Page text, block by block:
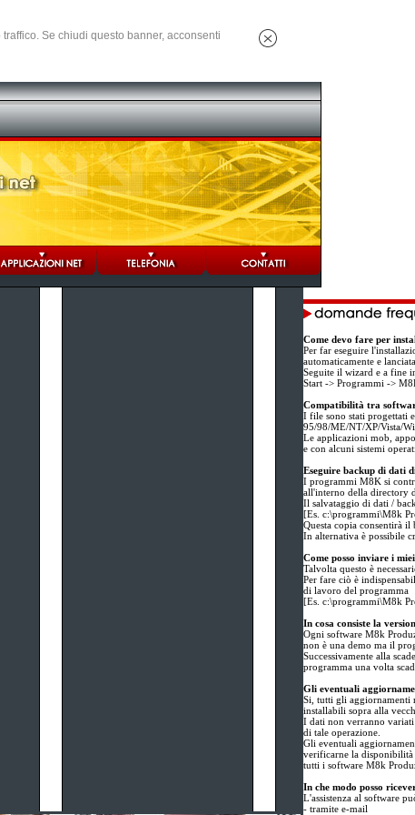
Se chiudi questo banner, acconsenti
Come devo fare per
Per far eseguire
automaticamente e
Seguite il wizard e a fine
Start -> Programmi ->
Compatibilità tra
I file sono stati progettati
95/98/ME/NT/XP/Vista/
Le applicazioni mob,
e con alcuni sistemi
Eseguire backup di dati
I programmi M8K si
all'interno della directory
Il salvataggio di dati /
[Es. c:\programmi\M8k
Questa copia consentirà
In alternativa è possibile
Come posso inviare i
Talvolta questo è
Per fare ciò è
di lavoro del programma
[Es. c:\programmi\M8k
In cosa consiste la
Ogni software M8k
non è una demo ma il
Successivamente alla
programma una volta
Gli eventuali
Si, tutti gli aggiornamenti
installabili sopra alla
I dati non verranno
di tale operazione.
Gli eventuali
verificarne la
tutti i software M8k
In che modo posso
L'assistenza al software
- tramite e-mail